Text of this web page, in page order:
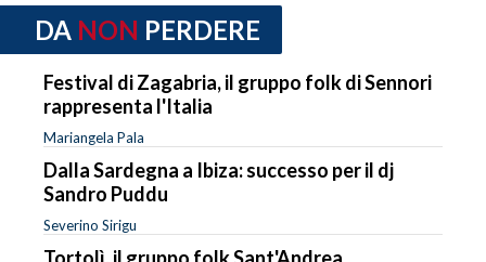
DA NON PERDERE
Festival di Zagabria, il gruppo folk di Sennori
rappresenta l'Italia
Mariangela Pala
Dalla Sardegna a Ibiza: successo per il dj
Sandro Puddu
Severino Sirigu
Tortolì, il gruppo folk Sant'Andrea